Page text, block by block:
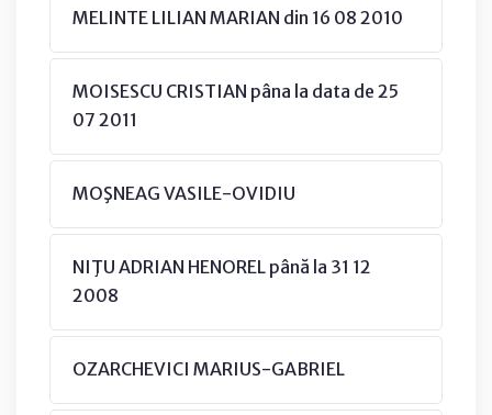
MELINTE LILIAN MARIAN din 16 08 2010
MOISESCU CRISTIAN pâna la data de 25
07 2011
MOŞNEAG VASILE-OVIDIU
NIŢU ADRIAN HENOREL până la 31 12
2008
OZARCHEVICI MARIUS-GABRIEL